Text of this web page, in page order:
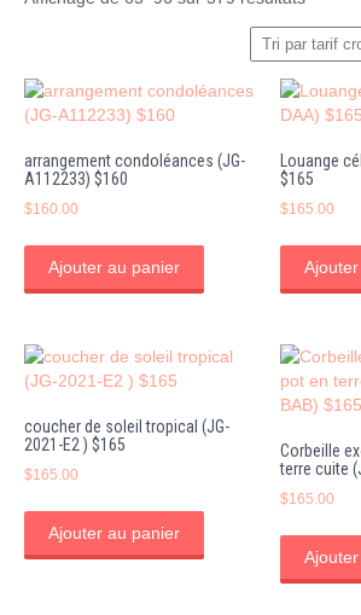
prix
arrangement condoléances (JG-
A112233) $160
$160.00
Ajouter au panier
Louange
$165
$165.00
coucher de soleil tropical (JG-
2021-E2 ) $165
$165.00
Ajouter au panier
Corbeille
terre cuite
$165.00